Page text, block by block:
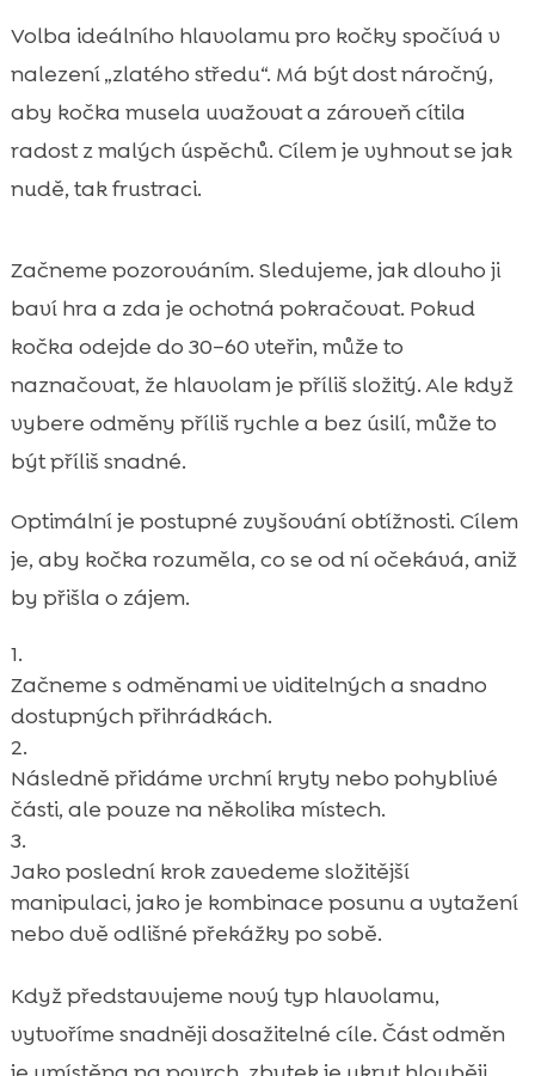
Volba ideálního hlavolamu pro kočky spočívá v
nalezení „zlatého středu“. Má být dost náročný,
aby kočka musela uvažovat a zároveň cítila
radost z malých úspěchů. Cílem je vyhnout se jak
nudě, tak frustraci.
Začneme pozorováním. Sledujeme, jak dlouho ji
baví hra a zda je ochotná pokračovat. Pokud
kočka odejde do 30–60 vteřin, může to
naznačovat, že hlavolam je příliš složitý. Ale když
vybere odměny příliš rychle a bez úsilí, může to
být příliš snadné.
Optimální je postupné zvyšování obtížnosti. Cílem
je, aby kočka rozuměla, co se od ní očekává, aniž
by přišla o zájem.
Začneme s odměnami ve viditelných a snadno
dostupných přihrádkách.
Následně přidáme vrchní kryty nebo pohyblivé
části, ale pouze na několika místech.
Jako poslední krok zavedeme složitější
manipulaci, jako je kombinace posunu a vytažení
nebo dvě odlišné překážky po sobě.
Když představujeme nový typ hlavolamu,
vytvoříme snadněji dosažitelné cíle. Část odměn